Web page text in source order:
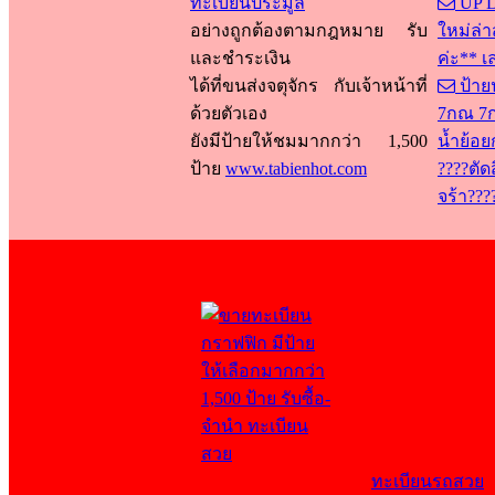
ใหม่ล่
ค่ะ** เ
ป้า
7กณ 7
น้ำย้อย
????ตั
จร้า
อย่างถูกต้องตามกฎหมาย รับ
และชำระเงิน
ได้ที่ขนส่งจตุจักร กับเจ้าหน้าที่
ด้วยตัวเอง
ยังมีป้ายให้ชมมากกว่า 1,500
ป้าย www.tabienhot.com
ทะเบียนรถสวย